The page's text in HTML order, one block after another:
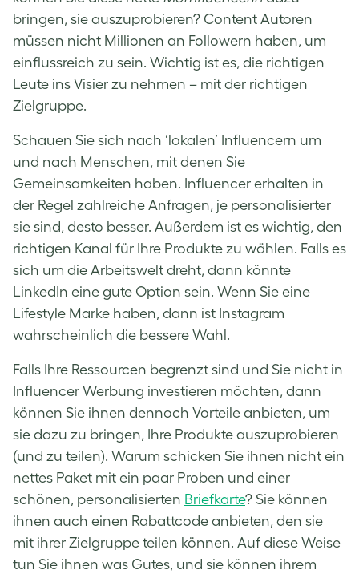
bringen, sie auszuprobieren? Content Autoren
müssen nicht Millionen an Followern haben, um
einflussreich zu sein. Wichtig ist es, die richtigen
Leute ins Visier zu nehmen – mit der richtigen
Zielgruppe.
Schauen Sie sich nach ‘lokalen’ Influencern um
und nach Menschen, mit denen Sie
Gemeinsamkeiten haben. Influencer erhalten in
der Regel zahlreiche Anfragen, je personalisierter
sie sind, desto besser. Außerdem ist es wichtig, den
richtigen Kanal für Ihre Produkte zu wählen. Falls es
sich um die Arbeitswelt dreht, dann könnte
LinkedIn eine gute Option sein. Wenn Sie eine
Lifestyle Marke haben, dann ist Instagram
wahrscheinlich die bessere Wahl.
Falls Ihre Ressourcen begrenzt sind und Sie nicht in
Influencer Werbung investieren möchten, dann
können Sie ihnen dennoch Vorteile anbieten, um
sie dazu zu bringen, Ihre Produkte auszuprobieren
(und zu teilen). Warum schicken Sie ihnen nicht ein
nettes Paket mit ein paar Proben und einer
schönen, personalisierten Briefkarte? Sie können
ihnen auch einen Rabattcode anbieten, den sie
mit ihrer Zielgruppe teilen können. Auf diese Weise
tun Sie ihnen was Gutes, und sie können ihrem